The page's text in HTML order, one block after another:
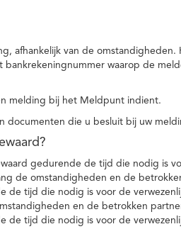
afhankelijk van de
bankrekeningnummer waarop de
melding bij het Meldpunt indient.
documenten die u besluit bij uw
gedurende de tijd die nodig is
de omstandigheden en de
de tijd die nodig is voor de
en de betrokken
de tijd die nodig is voor de